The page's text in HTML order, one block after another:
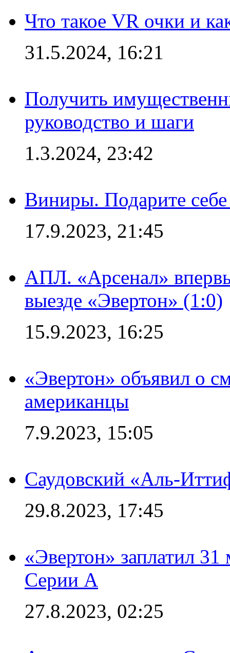
Что такое VR очки и
31.5.2024, 16:21
Получить
руководство и шаги
1.3.2024, 23:42
Виниры. Подарите
17.9.2023, 21:45
АПЛ. «Арсенал»
выезде «Эвертон» (1:0)
15.9.2023, 16:25
«Эвертон» объявил о
американцы
7.9.2023, 15:05
Саудовский «Аль-
29.8.2023, 17:45
«Эвертон» заплатил
Серии А
27.8.2023, 02:25